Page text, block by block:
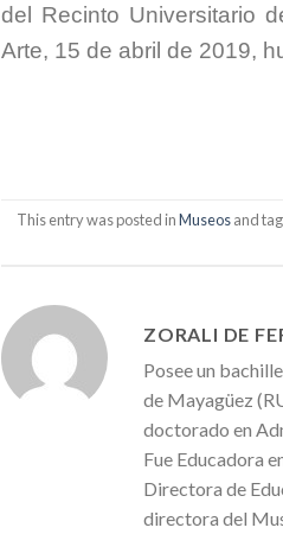
del Recinto Universitario
Arte, 15 de abril de 2019,
This entry was posted inMuseosand
ZORALI DE
Posee un
de Mayagüez
doctorado en
Fue Educadora
Directora de
directora del